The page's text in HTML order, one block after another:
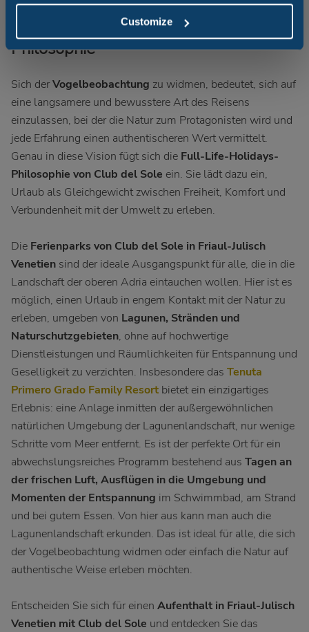
Customize
Vogelbeobachtung und nachhaltiger
Tourismus: die Full-Life-Holidays-
Philosophie
Sich derVogelbeobachtung zu widmen, bedeutet, sich auf
eine langsamere und bewusstere Art des Reisens
einzulassen, bei der die Natur zum Protagonisten wird und
jede Erfahrung einen authentischeren Wert vermittelt.
Genau in diese Vision fügt sich die Full-Life-Holidays-
Philosophie von Club del Sole ein. Sie lädt dazu ein,
Urlaub als Gleichgewicht zwischen Freiheit, Komfort und
Verbundenheit mit der Umwelt zu erleben.
Die Ferienparks von Club del Sole in Friaul-Julisch
Venetien sind der ideale Ausgangspunkt für alle, die in die
Landschaft der oberen Adria eintauchen wollen. Hier ist es
möglich, einen Urlaub in engem Kontakt mit der Natur zu
erleben, umgeben von Lagunen, Stränden und
Naturschutzgebieten, ohne auf hochwertige
Dienstleistungen und Räumlichkeiten für Entspannung und
Geselligkeit zu verzichten. Insbesondere das Tenuta
Primero Grado Family Resort bietet ein einzigartiges
Erlebnis: eine Anlage inmitten der außergewöhnlichen
natürlichen Umgebung der Lagunenlandschaft, nur wenige
Schritte vom Meer entfernt. Es ist der perfekte Ort für ein
abwechslungsreiches Programm bestehend aus Tagen an
der frischen Luft, Ausflügen in die Umgebung und
Momenten der Entspannung im Schwimmbad, am Strand
und bei gutem Essen. Von hier aus kann man auch die
Lagunenlandschaft erkunden. Das ist ideal für alle, die sich
der Vogelbeobachtung widmen oder einfach die Natur auf
authentische Weise erleben möchten.
Entscheiden Sie sich für einen Aufenthalt in Friaul-Julisch
Venetien mit Club del Sole und entdecken Sie das